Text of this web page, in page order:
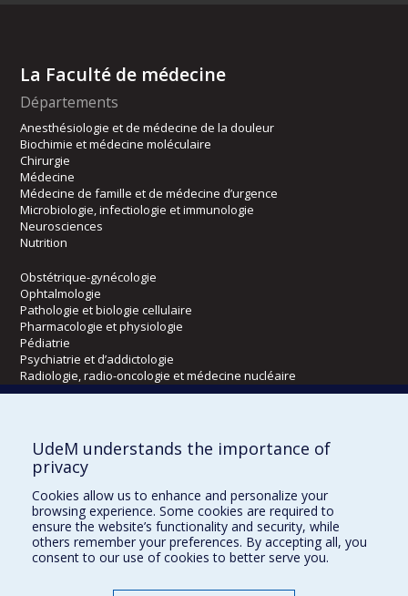
La Faculté de médecine
Départements
Anesthésiologie et de médecine de la douleur
Biochimie et médecine moléculaire
Chirurgie
Médecine
Médecine de famille et de médecine d’urgence
Microbiologie, infectiologie et immunologie
Neurosciences
Nutrition
Obstétrique-gynécologie
Ophtalmologie
Pathologie et biologie cellulaire
Pharmacologie et physiologie
Pédiatrie
Psychiatrie et d’addictologie
Radiologie, radio-oncologie et médecine nucléaire
Écoles
Kinésiologie et des sciences de l’activité physique
Orthophonie et audiologie
Réadaptation
Directions
DPC
UdeM understands the importance of
privacy
Cookies allow us to enhance and personalize your
browsing experience. Some cookies are required to
ensure the website’s functionality and security, while
others remember your preferences. By accepting all, you
consent to our use of cookies to better serve you.